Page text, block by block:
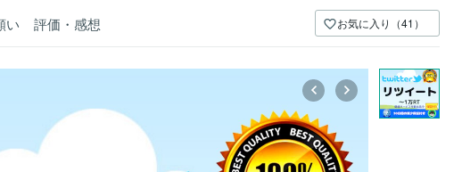
い 評価・感想 お気に入り（41）